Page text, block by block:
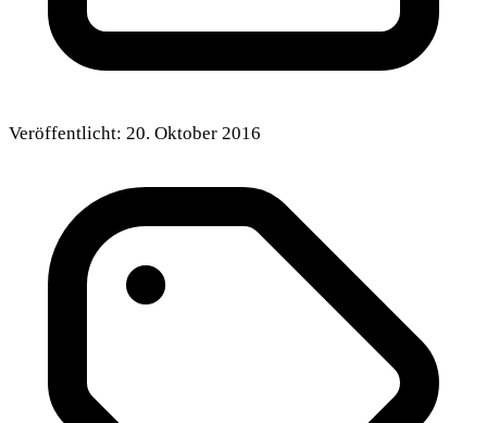
Veröffentlicht: 20. Oktober 2016